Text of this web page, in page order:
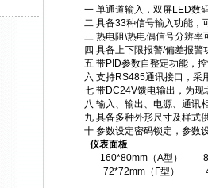
一 单通道输入，双屏LED数码
二 具备33种信号输入功能，
三 热电阻\热电偶信号分辨率
四 具备上下限报警/偏差报警
五 带PID参数自整定功能，
六 支持RS485通讯接口，采
七 带DC24V馈电输出，为现
八 输入、输出、电源、通讯
九 具备多种外形尺寸及样式
十 参数设定密码锁定，参数
仪表面板
160*80mm（A型）
72*72mm（F型）